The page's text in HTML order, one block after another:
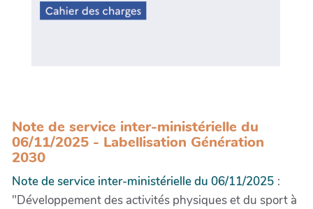
Note de service inter-ministérielle du
06/11/2025 - Labellisation Génération
2030
Note de service inter-ministérielle du 06/11/2025 :
"Développement des activités physiques et du sport à